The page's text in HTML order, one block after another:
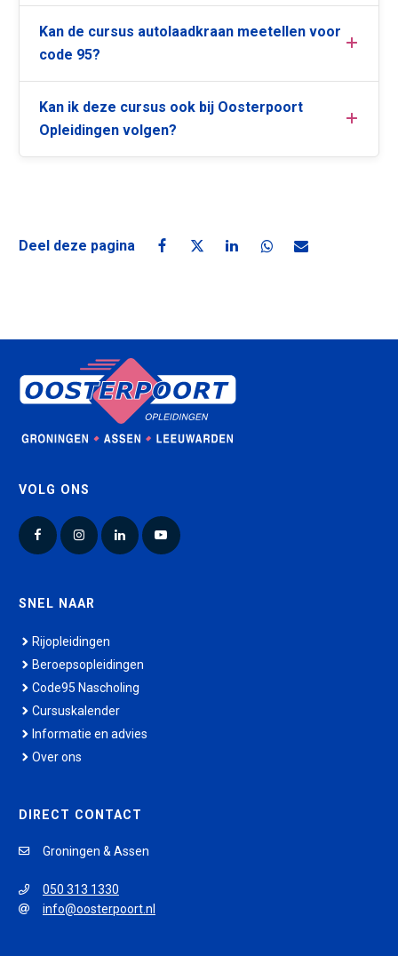
Kan de cursus autolaadkraan meetellen voor
code 95?
Kan ik deze cursus ook bij Oosterpoort
Opleidingen volgen?
Deel deze pagina
Deel deze pagina op Facebook
Deel deze pagina op X
Deel deze pagina op
Deel deze pagina
Deel deze
VOLG ONS
FacebookInstagramLinkedInYouTube
SNEL NAAR
Rijopleidingen
Beroepsopleidingen
Code95 Nascholing
Cursuskalender
Informatie en advies
Over ons
DIRECT CONTACT
Groningen & Assen
050 313 1330
info@oosterpoort.nl